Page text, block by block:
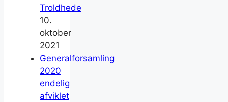
Troldhede
10.
oktober
2021
Generalforsamling
2020
endelig
afviklet